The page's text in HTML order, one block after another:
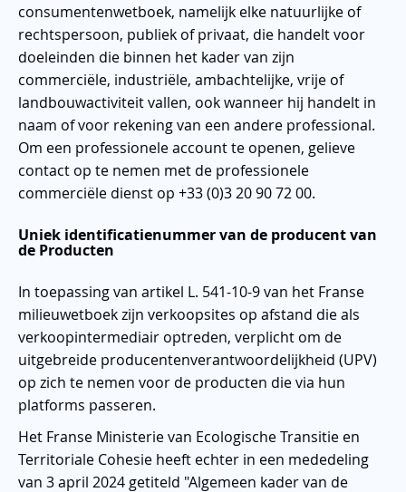
consumentenwetboek, namelijk elke natuurlijke of
rechtspersoon, publiek of privaat, die handelt voor
doeleinden die binnen het kader van zijn
commerciële, industriële, ambachtelijke, vrije of
landbouwactiviteit vallen, ook wanneer hij handelt in
naam of voor rekening van een andere professional.
Om een professionele account te openen, gelieve
contact op te nemen met de professionele
commerciële dienst op +33 (0)3 20 90 72 00.
Uniek identificatienummer van de producent van
de Producten
In toepassing van artikel L. 541-10-9 van het Franse
milieuwetboek zijn verkoopsites op afstand die als
verkoopintermediair optreden, verplicht om de
uitgebreide producentenverantwoordelijkheid (UPV)
op zich te nemen voor de producten die via hun
platforms passeren.
Het Franse Ministerie van Ecologische Transitie en
Territoriale Cohesie heeft echter in een mededeling
van 3 april 2024 getiteld "Algemeen kader van de